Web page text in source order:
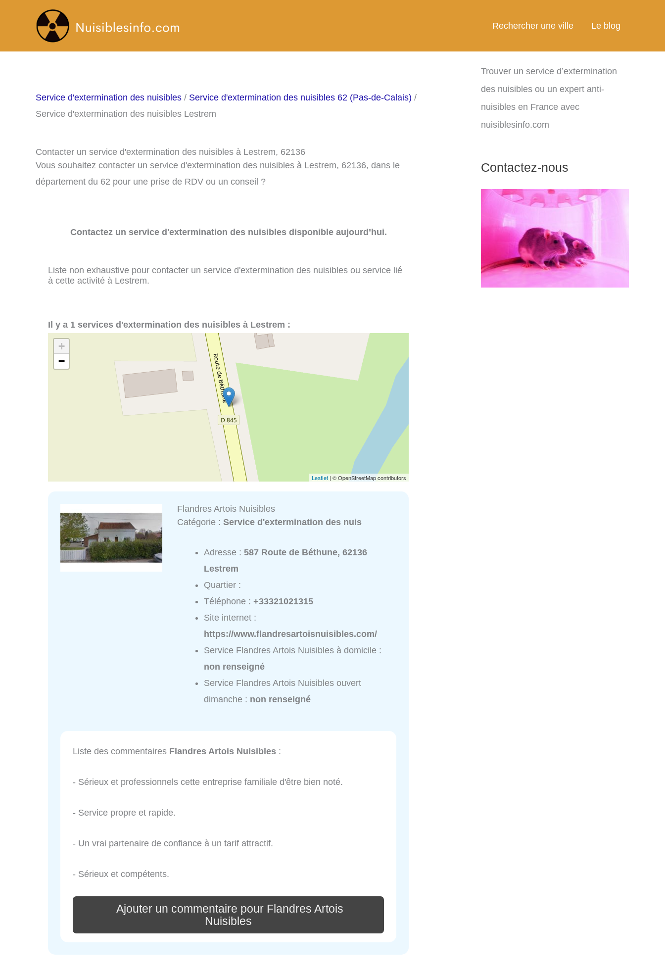
Rechercher une ville Le blog
Service d'extermination des nuisibles / Service d'extermination des nuisibles 62 (Pas-de-Calais) /
Service d'extermination des nuisibles Lestrem
Contacter un service d'extermination des nuisibles à Lestrem, 62136
Vous souhaitez contacter un service d'extermination des nuisibles à Lestrem, 62136, dans le
département du 62 pour une prise de RDV ou un conseil ?
Contactez un service d'extermination des nuisibles disponible aujourd’hui.
Liste non exhaustive pour contacter un service d'extermination des nuisibles ou service lié
à cette activité à Lestrem.
Il y a 1 services d'extermination des nuisibles à Lestrem :
+
−
Leaflet | © OpenStreetMap contributors
Flandres Artois Nuisibles
Catégorie :Service d'extermination des nuis
Adresse :587 Route de Béthune, 62136
Lestrem
Quartier :
Téléphone :+33321021315
Site internet :
https://www.flandresartoisnuisibles.com/
Service Flandres Artois Nuisibles à domicile :
non renseigné
Service Flandres Artois Nuisibles ouvert
dimanche : non renseigné
Liste des commentaires Flandres Artois Nuisibles :
- Sérieux et professionnels cette entreprise familiale d'être bien noté.
- Service propre et rapide.
- Un vrai partenaire de confiance à un tarif attractif.
- Sérieux et compétents.
Ajouter un commentaire pour Flandres Artois
Nuisibles
Trouver un service d’extermination
des nuisibles ou un expert anti-
nuisibles en France avec
nuisiblesinfo.com
Contactez-nous